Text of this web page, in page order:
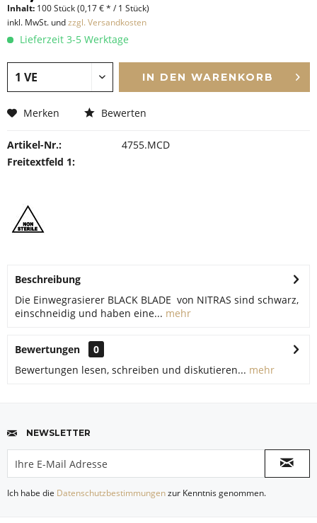
Inhalt: 100 Stück (0,17 € * / 1 Stück)
inkl. MwSt. undzzgl. Versandkosten
Lieferzeit 3-5 Werktage
IN DEN WARENKORB
Merken Bewerten
Artikel-Nr.:
4755.MCD
Freitextfeld 1:
Beschreibung
Die Einwegrasierer BLACK BLADE von NITRAS sind schwarz,
einschneidig und haben eine... mehr
Bewertungen
0
Bewertungen lesen, schreiben und diskutieren... mehr
NEWSLETTER
Ich habe die Datenschutzbestimmungenzur Kenntnis genommen.